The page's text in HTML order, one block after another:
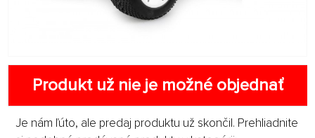
Produkt už nie je možné objednať
Je nám ľúto, ale predaj produktu už skončil. Prehliadnite